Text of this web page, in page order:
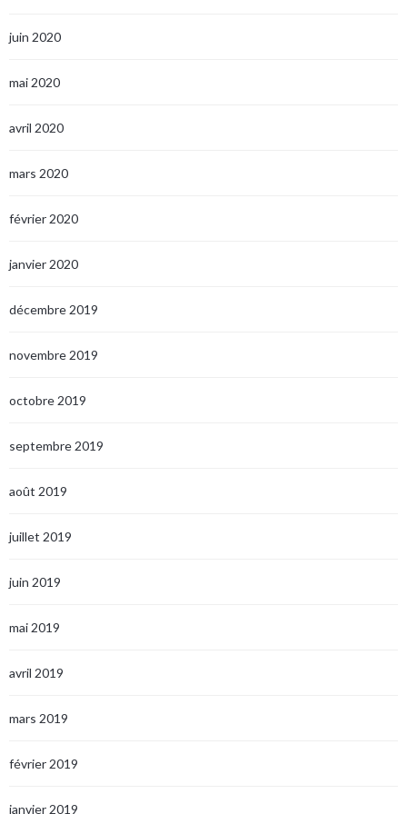
juin 2020
mai 2020
avril 2020
mars 2020
février 2020
janvier 2020
décembre 2019
novembre 2019
octobre 2019
septembre 2019
août 2019
juillet 2019
juin 2019
mai 2019
avril 2019
mars 2019
février 2019
janvier 2019